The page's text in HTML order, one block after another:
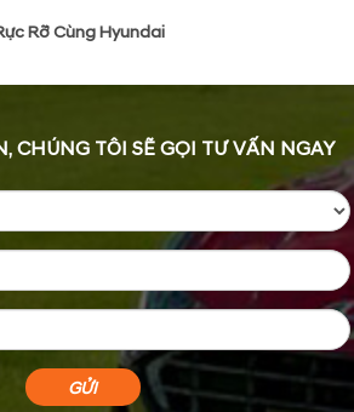
Rỡ Cùng Hyundai
CHÚNG TÔI SẼ GỌI TƯ VẤN NGAY